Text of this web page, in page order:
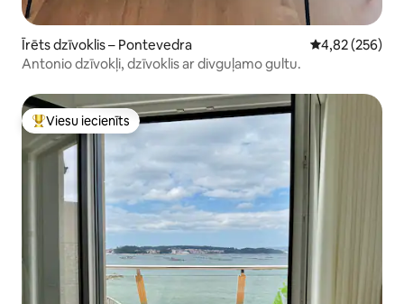
Īrēts dzīvoklis – Pontevedra Vidējais
4,82 (256)
Antonio dzīvokļi, dzīvoklis ar divguļamo gultu.
Populārs viesu iecienīts mājoklis
Viesu iecienīts